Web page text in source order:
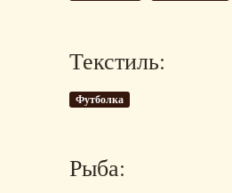
Текстиль:
Футболка
Рыба: